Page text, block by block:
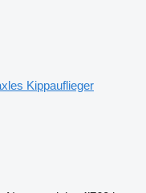
Kippauflieger